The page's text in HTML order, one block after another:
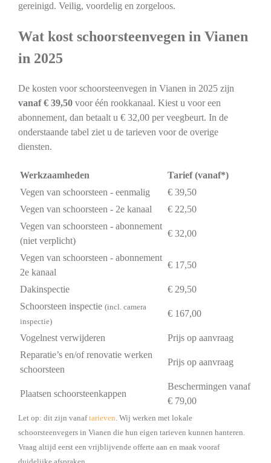
gereinigd. Veilig, voordelig en zorgeloos.
Wat kost schoorsteenvegen in Vianen
in 2025
De kosten voor schoorsteenvegen in Vianen in 2025 zijn
vanaf € 39,50voor één rookkanaal. Kiest u voor een
abonnement, dan betaalt u € 32,00 per veegbeurt. In de
onderstaande tabel ziet u de tarieven voor de overige
diensten.
Werkzaamheden
Tarief (vanaf*)
Vegen van schoorsteen - eenmalig
€ 39,50
Vegen van schoorsteen - 2e kanaal
€ 22,50
Vegen van schoorsteen - abonnement
(niet verplicht)
€ 32,00
Vegen van schoorsteen - abonnement
2e kanaal
€ 17,50
Dakinspectie
€ 29,50
Schoorsteen inspectie (incl. camera
inspectie)
€ 167,00
Vogelnest verwijderen
Prijs op aanvraag
Reparatie’s en/of renovatie werken
schoorsteen
Prijs op aanvraag
Plaatsen schoorsteenkappen
Beschermingen vanaf
€ 79,00
Let op: dit zijn vanaftarieven. Wij werken met lokale
schoorsteenvegers in Vianen die hun eigen tarieven kunnen hanteren.
Vraag altijd eerst een vrijblijvende offerte aan en maak vooraf